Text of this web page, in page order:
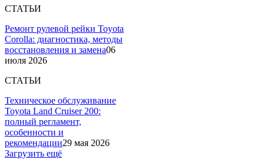
СТАТЬИ
Ремонт рулевой рейки Toyota
Corolla: диагностика, методы
восстановления и замена06
июля 2026
СТАТЬИ
Техническое обслуживание
Toyota Land Cruiser 200:
полный регламент,
особенности и
рекомендации29 мая 2026
Загрузить ещё